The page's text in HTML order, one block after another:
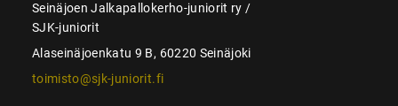
Seinäjoen Jalkapallokerho-juniorit ry /
SJK-juniorit
Alaseinäjoenkatu 9 B, 60220 Seinäjoki
toimisto@sjk-juniorit.fi